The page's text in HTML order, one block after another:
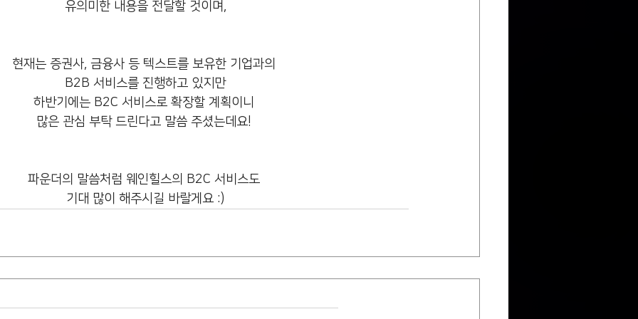
유의미한 내용을 전달할 것이며,
현재는 증권사, 금융사 등 텍스트를 보유한 기업과의
B2B 서비스를 진행하고 있지만
하반기에는 B2C 서비스로 확장할 계획이니
많은 관심 부탁 드린다고 말씀 주셨는데요!
파운더의 말씀처럼 웨인힐스의 B2C 서비스도
기대 많이 해주시길 바랄게요 :)